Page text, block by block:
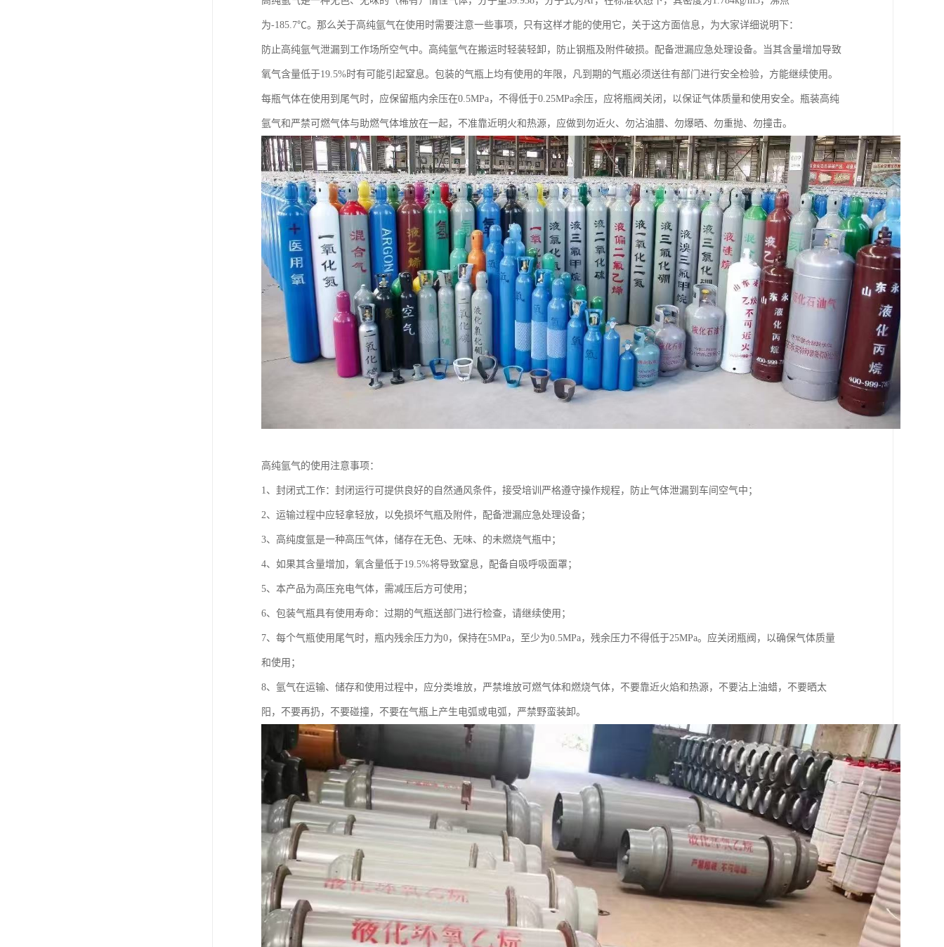
为-185.7℃。那么关于高纯氩气在使用时需要注意一些事项，只有这样才能的使用它，关于这方面信息，为大家详细说明下：
防止高纯氩气泄漏到工作场所空气中。高纯氩气在搬运时轻装轻卸，防止钢瓶及附件破损。配备泄漏应急处理设备。当其含量增加导致
氧气含量低于19.5%时有可能引起窒息。包装的气瓶上均有使用的年限，凡到期的气瓶必须送往有部门进行安全检验，方能继续使用。
每瓶气体在使用到尾气时，应保留瓶内余压在0.5MPa，不得低于0.25MPa余压，应将瓶阀关闭，以保证气体质量和使用安全。瓶装高纯
氩气和严禁可燃气体与助燃气体堆放在一起，不准靠近明火和热源，应做到勿近火、勿沾油腊、勿爆晒、勿重抛、勿撞击。
高纯氩气的使用注意事项：
1、封闭式工作：封闭运行可提供良好的自然通风条件，接受培训严格遵守操作规程，防止气体泄漏到车间空气中；
2、运输过程中应轻拿轻放，以免损坏气瓶及附件，配备泄漏应急处理设备；
3、高纯度氩是一种高压气体，储存在无色、无味、的未燃烧气瓶中；
4、如果其含量增加，氧含量低于19.5%将导致窒息，配备自吸呼吸面罩；
5、本产品为高压充电气体，需减压后方可使用；
6、包装气瓶具有使用寿命：过期的气瓶送部门进行检查，请继续使用；
7、每个气瓶使用尾气时，瓶内残余压力为0，保持在5MPa，至少为0.5MPa，残余压力不得低于25MPa。应关闭瓶阀，以确保气体质量
和使用；
8、氩气在运输、储存和使用过程中，应分类堆放，严禁堆放可燃气体和燃烧气体，不要靠近火焰和热源，不要沾上油蜡，不要晒太
阳，不要再扔，不要碰撞，不要在气瓶上产生电弧或电弧，严禁野蛮装卸。